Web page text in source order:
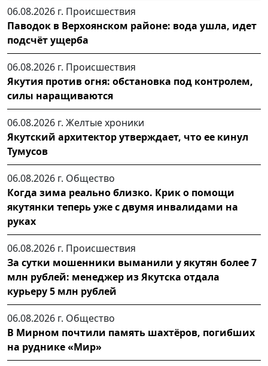
06.08.2026 г. Происшествия
Паводок в Верхоянском районе: вода ушла, идет
подсчёт ущерба
06.08.2026 г. Происшествия
Якутия против огня: обстановка под контролем,
силы наращиваются
06.08.2026 г. Желтые хроники
Якутский архитектор утверждает, что ее кинул
Тумусов
06.08.2026 г. Общество
Когда зима реально близко. Крик о помощи
якутянки теперь уже с двумя инвалидами на
руках
06.08.2026 г. Происшествия
За сутки мошенники выманили у якутян более 7
млн рублей: менеджер из Якутска отдала
курьеру 5 млн рублей
06.08.2026 г. Общество
В Мирном почтили память шахтёров, погибших
на руднике «Мир»